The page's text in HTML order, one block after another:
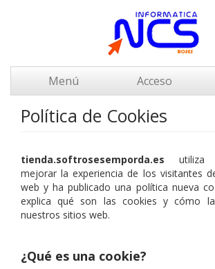
Menú Acceso
Política de Cookies
tienda.softrosesemporda.es utiliza
mejorar la experiencia de los visitantes
web y ha publicado una política nueva
explica qué son las cookies y cómo
nuestros sitios web.
¿Qué es una cookie?